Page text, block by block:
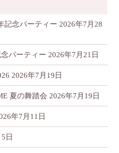
記念パーティー 2026年7月28
パーティー 2026年7月21日
2026年7月19日
夏の舞踏会 2026年7月19日
年7月11日
日